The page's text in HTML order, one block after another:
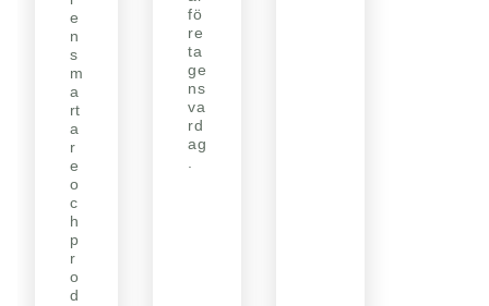
e
n
s
m
a
rt
a
r
e
o
c
h
p
r
o
d
fö
re
ta
ge
ns
va
rd
ag